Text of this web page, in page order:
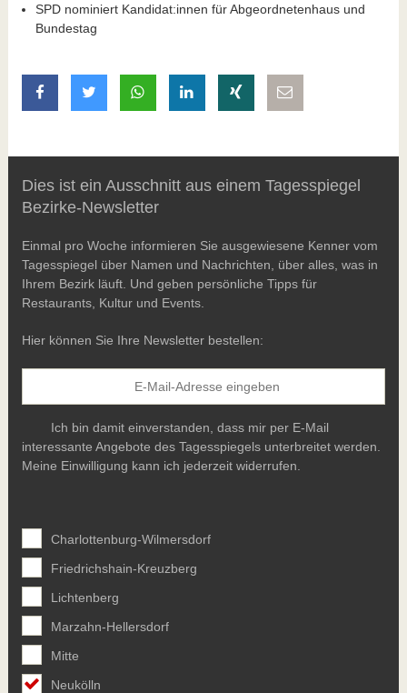
SPD nominiert Kandidat:innen für Abgeordnetenhaus und
Bundestag
auf Facebook teilen
auf Twitter teilenmit Whatsapp teilen
auf LinkedIn teilen
auf Xing teilen
Dies ist ein Ausschnitt aus einem Tagesspiegel
Bezirke-Newsletter
Einmal pro Woche informieren Sie ausgewiesene Kenner vom
Tagesspiegel über Namen und Nachrichten, über alles, was in
Ihrem Bezirk läuft. Und geben persönliche Tipps für
Restaurants, Kultur und Events.
Hier können Sie Ihre Newsletter bestellen:
Ich bin damit einverstanden, dass mir per E-Mail
interessante Angebote des Tagesspiegels unterbreitet werden.
Meine Einwilligung kann ich jederzeit widerrufen.
Charlottenburg-Wilmersdorf
Friedrichshain-Kreuzberg
Lichtenberg
Marzahn-Hellersdorf
Mitte
Neukölln